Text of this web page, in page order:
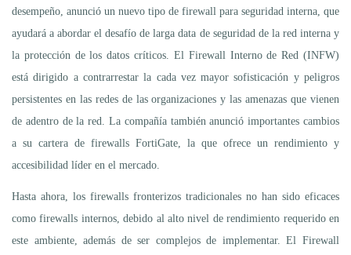
desempeño, anunció un nuevo tipo de firewall para seguridad interna, que
ayudará a abordar el desafío de larga data de seguridad de la red interna y
la protección de los datos críticos. El Firewall Interno de Red (INFW)
está dirigido a contrarrestar la cada vez mayor sofisticación y peligros
persistentes en las redes de las organizaciones y las amenazas que vienen
de adentro de la red. La compañía también anunció importantes cambios
a su cartera de firewalls FortiGate, la que ofrece un rendimiento y
accesibilidad líder en el mercado.
Hasta ahora, los firewalls fronterizos tradicionales no han sido eficaces
como firewalls internos, debido al alto nivel de rendimiento requerido en
este ambiente, además de ser complejos de implementar. El Firewall